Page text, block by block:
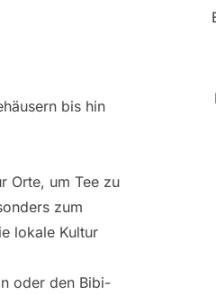
bis hin
Orte, um Tee zu
zum
lokale Kultur
oder den Bibi-